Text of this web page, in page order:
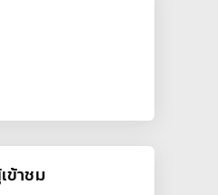
ข้าชม